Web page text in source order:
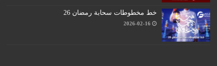
خط مخطوطات سحابة رمضان 26
2026-02-16